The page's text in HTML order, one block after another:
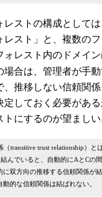
ストの構成として
レスト」と、複数の
ォレスト内のドメイ
場合は、管理者が手
、推移しない信頼関
定しておく必要があ
にするのが望ましい
transitive trust relationship）と
結んでいると、自動的にAとC
に双方向の推移する信頼関係が
的な信頼関係は結ばれない。